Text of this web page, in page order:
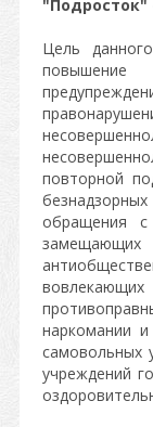
"Подросток"
Цель
повторной
обращения
замещающих
наркомании
самовольных
учреждений